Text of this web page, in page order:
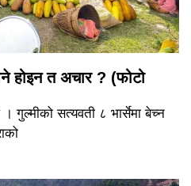
होइन त अचार ? (फोटो
गुल्मीको सत्यवती ८ भार्सेमा बेच्न